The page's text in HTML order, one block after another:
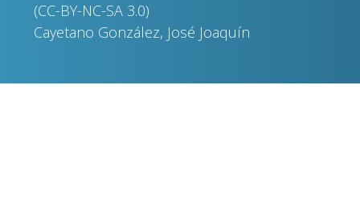
(CC-BY-NC-SA 3.0)
Cayetano González, José Joaquín